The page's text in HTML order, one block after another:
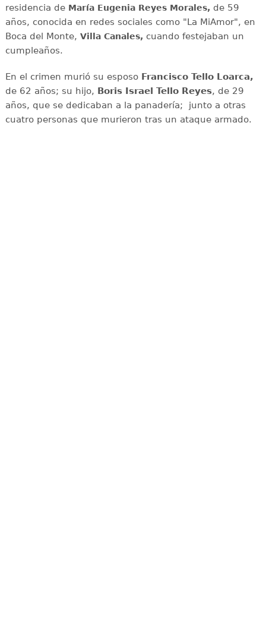
residencia de María Eugenia Reyes Morales, de 59
años, conocida en redes sociales como "La MiAmor", en
Boca del Monte, Villa Canales, cuando festejaban un
cumpleaños.
En el crimen murió su esposoFrancisco Tello Loarca,
de 62 años; su hijo, Boris Israel Tello Reyes, de 29
años, que se dedicaban a la panadería; junto a otras
cuatro personas que murieron tras un ataque armado.